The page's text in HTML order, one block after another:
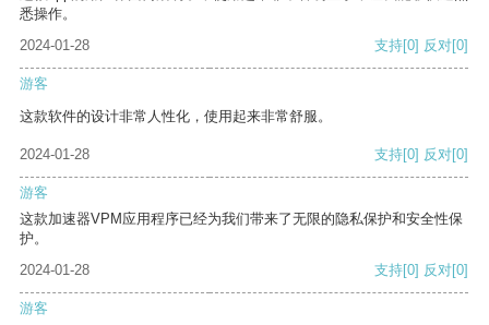
悉操作。
2024-01-28
支持[0] 反对[0]
游客
这款软件的设计非常人性化，使用起来非常舒服。
2024-01-28 支持[0] 反对[0]
游客
这款加速器VPM应用程序已经为我们带来了无限的隐私保护和安全性保
护。
2024-01-28
支持[0] 反对[0]
游客